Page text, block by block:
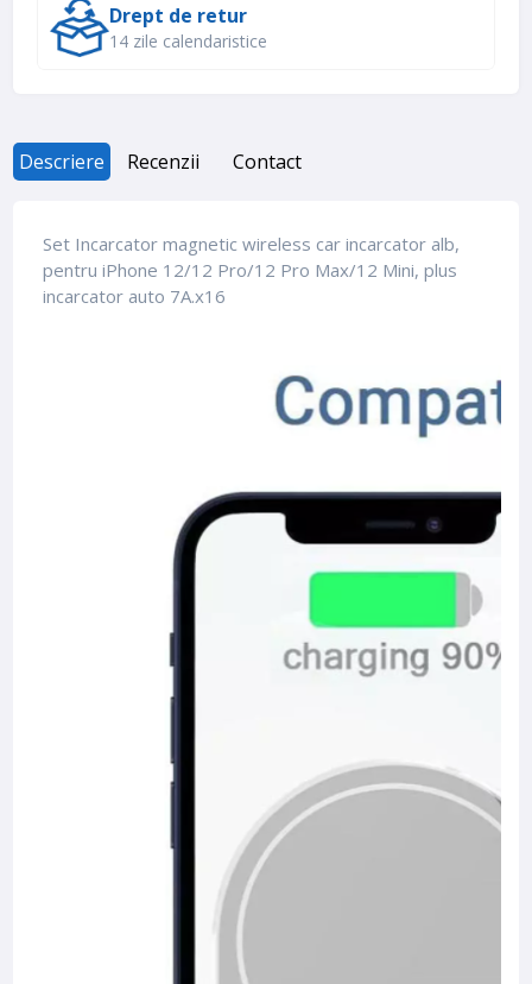
Drept de retur
14 zile calendaristice
Descriere Recenzii Contact
Set Incarcator magnetic wireless car incarcator alb,
pentru iPhone 12/12 Pro/12 Pro Max/12 Mini, plus
incarcator auto 7A.x16